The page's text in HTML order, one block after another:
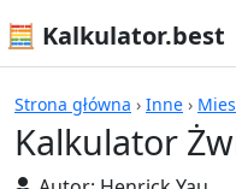
🧮 Kalkulator.best
Strona główna › Inne ›
Kalkulator
Kalkulatory